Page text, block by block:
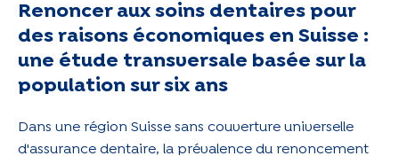
Renoncer aux soins dentaires pour
des raisons économiques en Suisse :
une étude transversale basée sur la
population sur six ans
Dans une région Suisse sans couverture universelle
d'assurance dentaire, la prévalence du renoncement